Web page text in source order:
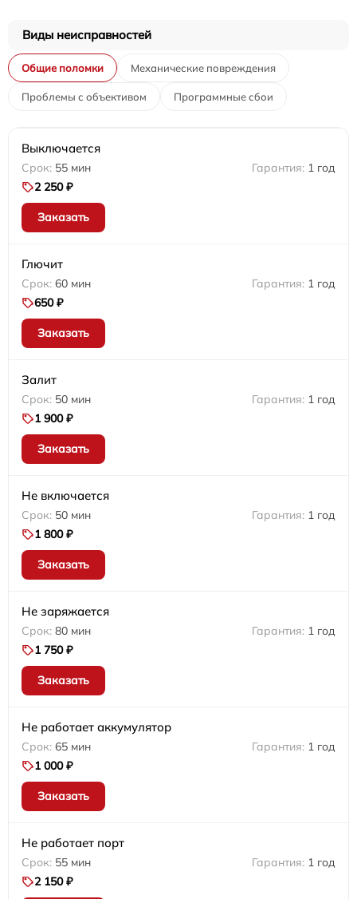
Виды неисправностей
Общие поломки Механические повреждения
Проблемы с объективом Программные сбои
Выключается
55 мин
1 год
2 250 ₽
Заказать
Глючит
60 мин
1 год
650 ₽
Заказать
Залит
50 мин
1 год
1 900 ₽
Заказать
Не включается
50 мин
1 год
1 800 ₽
Заказать
Не заряжается
80 мин
1 год
1 750 ₽
Заказать
Не работает аккумулятор
65 мин
1 год
1 000 ₽
Заказать
Не работает порт
55 мин
1 год
2 150 ₽